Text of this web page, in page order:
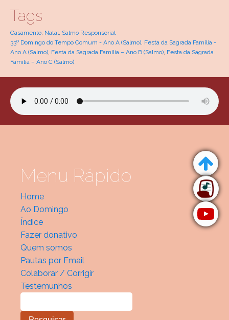
Tags
Casamento Natal Salmo Responsorial
33º Domingo do Tempo Comum - Ano A (Salmo) Festa da Sagrada Família -
Ano A (Salmo) Festa da Sagrada Família – Ano B (Salmo) Festa da Sagrada
Família – Ano C (Salmo)
Menu Rápido
Home
Ao Domingo
Índice
Fazer donativo
Quem somos
Pautas por Email
Colaborar / Corrigir
Testemunhos